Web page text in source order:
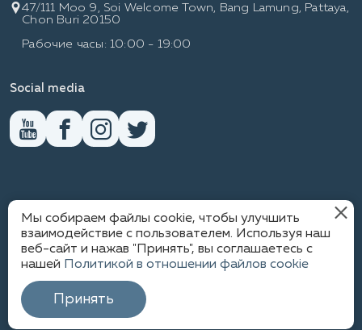
47/111 Moo 9, Soi Welcome Town, Bang Lamung, Pattaya,
Chon Buri 20150
Рабочие часы: 10:00 - 19:00
Social media
RENTHAI
ПОЛИТИКА КОНФИДЕНЦИАЛЬНОСТИ
© WWW.RENTHAI.COM
Мы собираем файлы cookie, чтобы улучшить
взаимодействие с пользователем. Используя наш
веб-сайт и нажав "Принять", вы соглашаетесь с
нашей Политикой в отношении файлов cookie
Принять